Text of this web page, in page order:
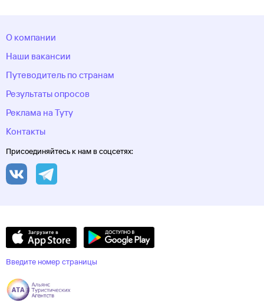
О компании
Наши вакансии
Путеводитель по странам
Результаты опросов
Реклама на Туту
Контакты
Присоединяйтесь к нам в соцсетях:
Введите номер страницы